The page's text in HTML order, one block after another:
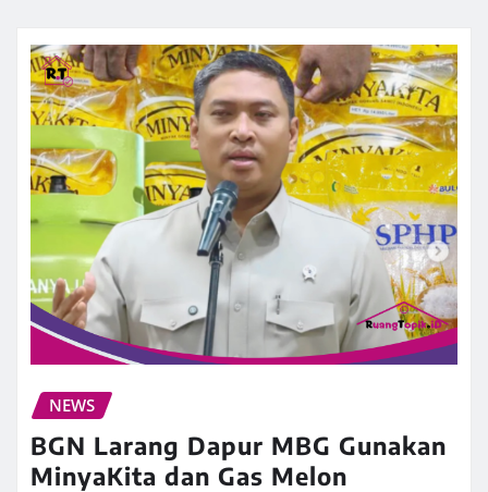
NEWS
BGN Larang Dapur MBG Gunakan
MinyaKita dan Gas Melon